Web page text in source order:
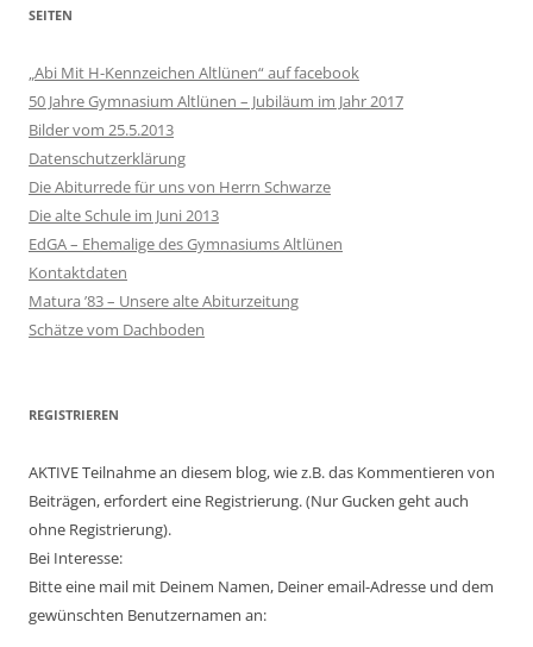
SEITEN
„Abi Mit H-Kennzeichen Altlünen“ auf facebook
50 Jahre Gymnasium Altlünen – Jubiläum im Jahr 2017
Bilder vom 25.5.2013
Datenschutzerklärung
Die Abiturrede für uns von Herrn Schwarze
Die alte Schule im Juni 2013
EdGA – Ehemalige des Gymnasiums Altlünen
Kontaktdaten
Matura ’83 – Unsere alte Abiturzeitung
Schätze vom Dachboden
REGISTRIEREN
AKTIVE Teilnahme an diesem blog, wie z.B. das Kommentieren von
Beiträgen, erfordert eine Registrierung. (Nur Gucken geht auch
ohne Registrierung).
Bei Interesse:
Bitte eine mail mit Deinem Namen, Deiner email-Adresse und dem
gewünschten Benutzernamen an: